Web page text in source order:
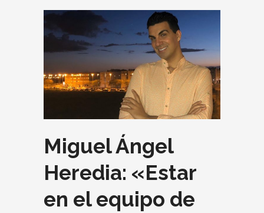
Miguel Ángel
Heredia: «Estar
en el equipo de